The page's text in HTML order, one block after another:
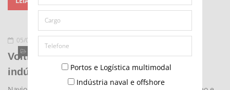
Portos e Logística multimodal
Indústria naval e offshore
05/08/2010 - 20:39
Voith Turbo nacionaliza propulsor para
indústria naval